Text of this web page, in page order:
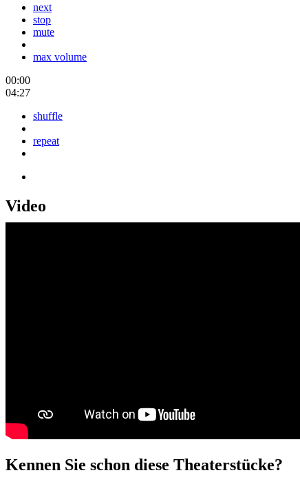
next
stop
mute
max volume
00:00
04:27
shuffle
repeat
Video
Kennen Sie schon diese Theaterstücke?